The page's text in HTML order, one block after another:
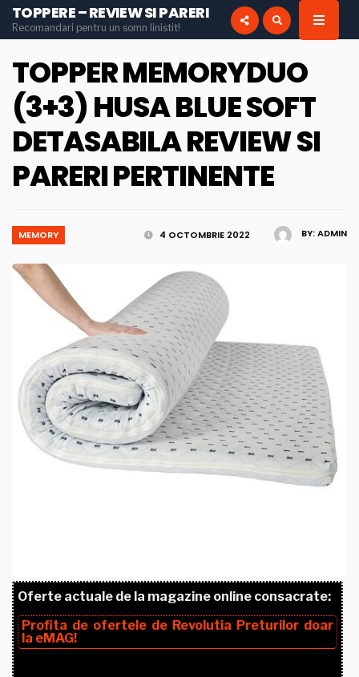
INSTAGRAM PINTEREST
for:
TOPPERE – REVIEW SI PARERI
Recomandari pentru un somn linistit!
TOPPER MEMORYDUO
(3+3) HUSA BLUE SOFT
DETASABILA REVIEW SI
PARERI PERTINENTE
BY:ADMIN
4 OCTOMBRIE 2022
MEMORY
Oferte actuale de la magazine online consacrate:
Profita de ofertele de Revolutia Preturilor doar
la eMAG!